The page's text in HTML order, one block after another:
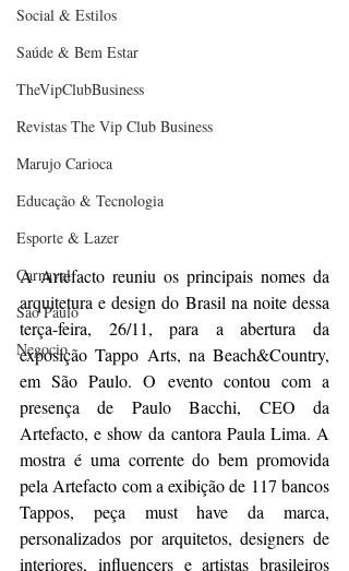
Social & Estilos
Saúde & Bem Estar
TheVipClubBusiness
Revistas The Vip Club Business
Marujo Carioca
Educação & Tecnologia
Esporte & Lazer
Carnaval
São Paulo
Negocio
A Artefacto reuniu os principais nomes da
arquitetura e design do Brasil na noite dessa
terça-feira, 26/11, para a abertura da
exposição Tappo Arts, na Beach&Country,
em São Paulo. O evento contou com a
presença de Paulo Bacchi, CEO da
Artefacto, e show da cantora Paula Lima. A
mostra é uma corrente do bem promovida
pela Artefacto com a exibição de 117 bancos
Tappos, peça must have da marca,
personalizados por arquitetos, designers de
interiores, influencers e artistas brasileiros